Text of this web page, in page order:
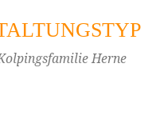
Herne